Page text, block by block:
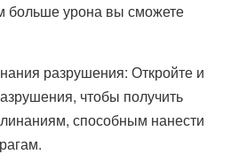
урона вы сможете
разрушения: Откройте и
чтобы получить
способным нанести